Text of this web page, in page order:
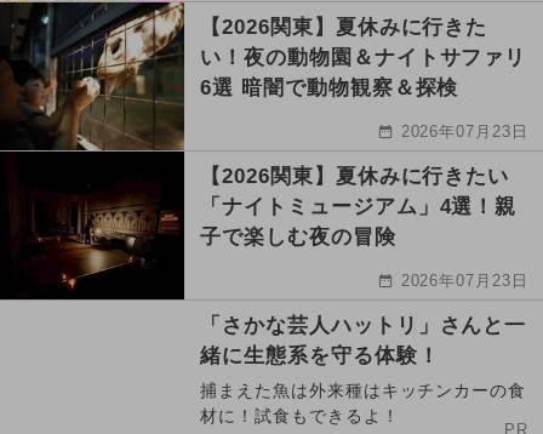
【2026関東】夏休みに行きた
い！夜の動物園＆ナイトサファリ
6選 暗闇で動物観察＆探検
2026年07月23日
【2026関東】夏休みに行きたい
「ナイトミュージアム」4選！親
子で楽しむ夜の冒険
2026年07月23日
「さかな芸人ハットリ」さんと一
緒に生態系を守る体験！
捕まえた魚は外来種はキッチンカーの食
材に！試食もできるよ！
PR